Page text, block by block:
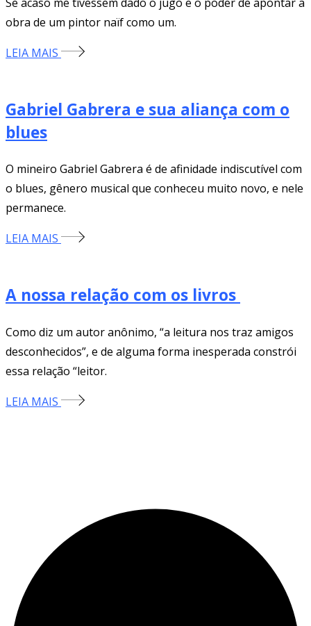
obra de um pintor naïf como um.
LEIA MAIS
Gabriel Gabrera e sua aliança com o
blues
O mineiro Gabriel Gabrera é de afinidade indiscutível com
o blues, gênero musical que conheceu muito novo, e nele
permanece.
LEIA MAIS
A nossa relação com os livros
Como diz um autor anônimo, “a leitura nos traz amigos
desconhecidos”, e de alguma forma inesperada constrói
essa relação “leitor.
LEIA MAIS